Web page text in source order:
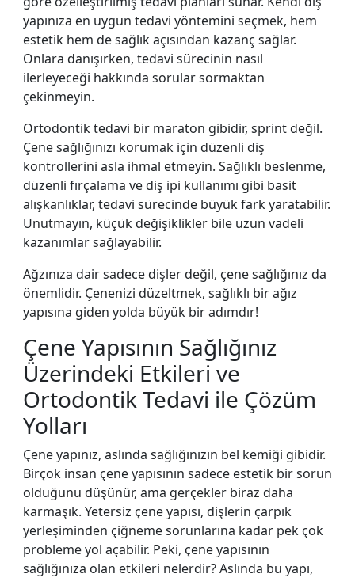
yapınıza en uygun tedavi yöntemini seçmek, hem
estetik hem de sağlık açısından kazanç sağlar.
Onlara danışırken, tedavi sürecinin nasıl
ilerleyeceği hakkında sorular sormaktan
çekinmeyin.
Ortodontik tedavi bir maraton gibidir, sprint değil.
Çene sağlığınızı korumak için düzenli diş
kontrollerini asla ihmal etmeyin. Sağlıklı beslenme,
düzenli fırçalama ve diş ipi kullanımı gibi basit
alışkanlıklar, tedavi sürecinde büyük fark yaratabilir.
Unutmayın, küçük değişiklikler bile uzun vadeli
kazanımlar sağlayabilir.
Ağzınıza dair sadece dişler değil, çene sağlığınız da
önemlidir. Çenenizi düzeltmek, sağlıklı bir ağız
yapısına giden yolda büyük bir adımdır!
Çene Yapısının Sağlığınız
Üzerindeki Etkileri ve
Ortodontik Tedavi ile Çözüm
Yolları
Çene yapınız, aslında sağlığınızın bel kemiği gibidir.
Birçok insan çene yapısının sadece estetik bir sorun
olduğunu düşünür, ama gerçekler biraz daha
karmaşık. Yetersiz çene yapısı, dişlerin çarpık
yerleşiminden çiğneme sorunlarına kadar pek çok
probleme yol açabilir. Peki, çene yapısının
sağlığınıza olan etkileri nelerdir? Aslında bu yapı,